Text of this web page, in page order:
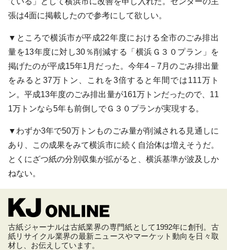
張は4面に掲載したので参考にして欲しい。
▼ところで横浜市が平成22年度における全市のごみ排出
量を13年度に対し30％削減する「横浜Ｇ３０プラン」を
掲げたのが平成15年1月だった。今年4－7月のごみ排出量
をみると37万トン、これを3倍すると年間では111万ト
ン。平成13年度のごみ排出量が161万トンだったので、11
1万トンなら5年も前倒しでＧ３０プランが実現する。
▼わずか3年で50万トンものごみ量が削減される見通しに
あり、この成果をみて横浜市に続く自治体は増えそうだ。
とくにざつ紙の分別収集が拡がると、横浜基準が波及しか
ねない。
古紙ジャーナルは古紙業界の専門紙として1992年に創刊。古
紙リサイクル業界の最新ニュースやマーケット動向を日々取
材し、お伝えしています。